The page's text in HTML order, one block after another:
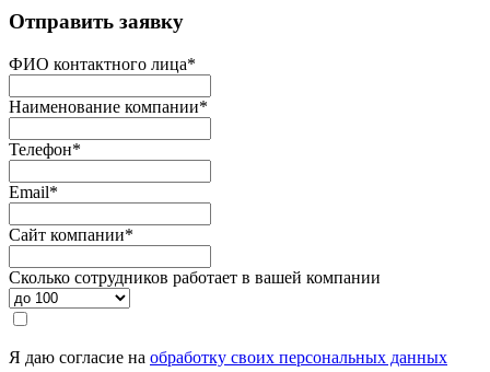
Отправить заявку
ФИО контактного лица*
Наименование компании*
Телефон*
Email*
Сайт компании*
Сколько сотрудников работает в вашей компании
Я даю согласие на обработку своих персональных данных